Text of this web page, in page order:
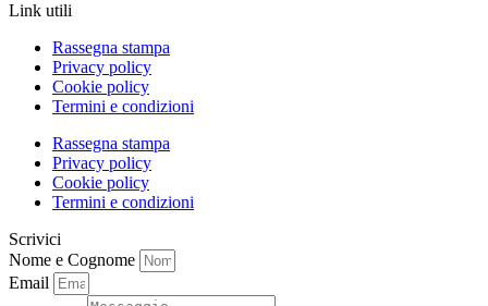
Link utili
Rassegna stampa
Privacy policy
Cookie policy
Termini e condizioni
Rassegna stampa
Privacy policy
Cookie policy
Termini e condizioni
Scrivici
Nome e Cognome
Email